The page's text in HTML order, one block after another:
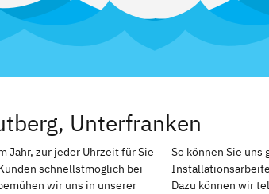
Unterfranken
Jahr, zur jeder Uhrzeit für Sie
schnellstmöglich bei
wir uns in unserer
So können Sie
Dazu können wir